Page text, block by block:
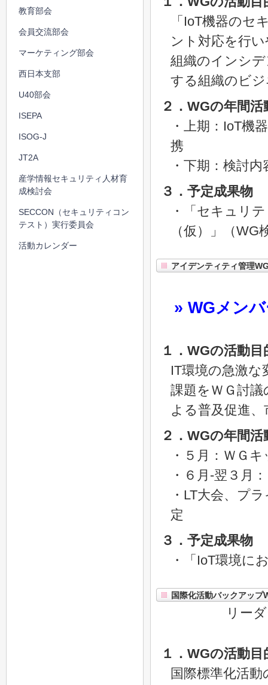
「IoT機器のセ
ント対応を行
組織のインシ
する組織のビ
２．WGの年間活
・上期：IoT機
携
・下期：検討
３．予定成果物
・「セキュリ
（仮）」（
アイデンティティ管理
» WGメン
１．WGの活動目
IT環境の急激
課題をＷＧ討
よる普及促進
２．WGの年間活
・５月：ＷＧ
・６月-翌３月
・LT大会、プ
定
３．予定成果物
・「IoT環境に
国際化活動バックアップ
リー
１．WGの活動目
国際標準化活
教育部会
会員交流部会
マーケティング部会
西日本支部
U40部会
ISEPA
ISOG-J
JT2A
産学情報セキュリティ人材育
成検討会
SECCON（セキュリティコン
テスト）実行委員会
活動カレンダー